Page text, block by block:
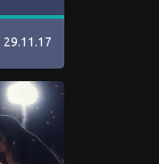
29.11.17